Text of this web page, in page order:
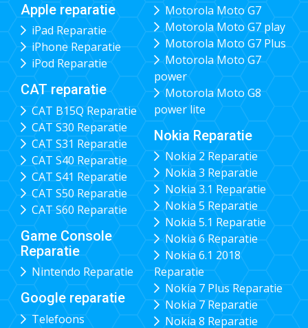
Apple reparatie
iPad Reparatie
iPhone Reparatie
iPod Reparatie
CAT reparatie
CAT B15Q Reparatie
CAT S30 Reparatie
CAT S31 Reparatie
CAT S40 Reparatie
CAT S41 Reparatie
CAT S50 Reparatie
CAT S60 Reparatie
Game Console
Reparatie
Nintendo Reparatie
Google reparatie
Telefoons
Motorola Moto G7
Motorola Moto G7 play
Motorola Moto G7 Plus
Motorola Moto G7
power
Motorola Moto G8
power lite
Nokia Reparatie
Nokia 2 Reparatie
Nokia 3 Reparatie
Nokia 3.1 Reparatie
Nokia 5 Reparatie
Nokia 5.1 Reparatie
Nokia 6 Reparatie
Nokia 6.1 2018
Reparatie
Nokia 7 Plus Reparatie
Nokia 7 Reparatie
Nokia 8 Reparatie